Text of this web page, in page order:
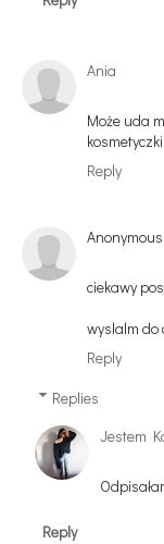
Ania
Może uda
Reply
Anonymous
ciekawy
wyslalm do
Reply
Replies
Jestem
Reply